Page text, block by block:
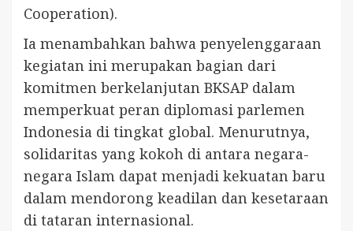
Cooperation).
Ia menambahkan bahwa penyelenggaraan
kegiatan ini merupakan bagian dari
komitmen berkelanjutan BKSAP dalam
memperkuat peran diplomasi parlemen
Indonesia di tingkat global. Menurutnya,
solidaritas yang kokoh di antara negara-
negara Islam dapat menjadi kekuatan baru
dalam mendorong keadilan dan kesetaraan
di tataran internasional.